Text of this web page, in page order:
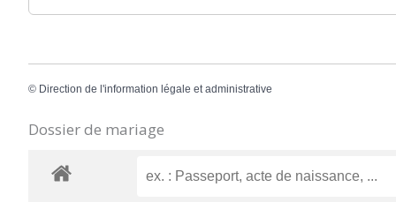
© Direction de l'information légale et administrative
Dossier de mariage